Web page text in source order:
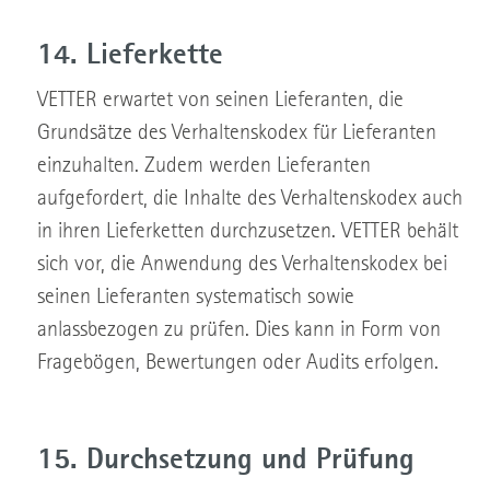
14. Lieferkette
VETTER erwartet von seinen Lieferanten, die
Grundsätze des Verhaltenskodex für Lieferanten
einzuhalten. Zudem werden Lieferanten
aufgefordert, die Inhalte des Verhaltenskodex auch
in ihren Lieferketten durchzusetzen. VETTER behält
sich vor, die Anwendung des Verhaltenskodex bei
seinen Lieferanten systematisch sowie
anlassbezogen zu prüfen. Dies kann in Form von
Fragebögen, Bewertungen oder Audits erfolgen.
15. Durchsetzung und Prüfung